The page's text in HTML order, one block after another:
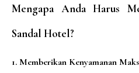
Mengapa Anda Harus
Sandal Hotel?
1. Memberikan Kenyamanan